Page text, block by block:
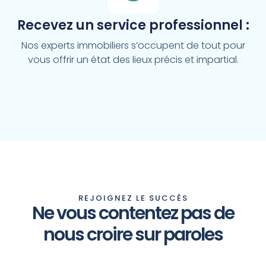
Recevez un service professionnel :
Nos experts immobiliers s’occupent de tout pour
vous offrir un état des lieux précis et impartial.
REJOIGNEZ LE SUCCÈS
Ne vous contentez pas de
nous croire sur paroles